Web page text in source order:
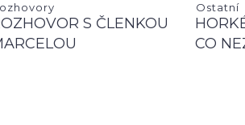
S ČLENKOU
Ostatní
CO